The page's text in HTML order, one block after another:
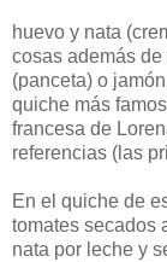
huevo y nata
cosas además
(panceta) o
quiche más
francesa de
referencias (las
En el quiche de
tomates secados
nata por leche y